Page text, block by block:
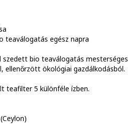
teaválogatás egész napra
szedett bio teaválogatás mesterséges
ellenőrzött ökológiai gazdálkodásból.
teafilter 5 különféle ízben.